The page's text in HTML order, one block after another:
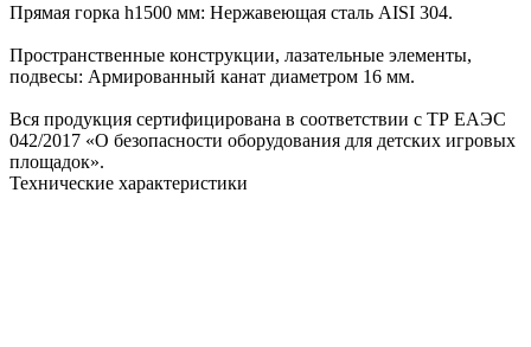
Прямая горка h1500 мм: Нержавеющая сталь AISI 304.
Пространственные конструкции, лазательные элементы,
подвесы: Армированный канат диаметром 16 мм.
Вся продукция сертифицирована в соответствии с ТР ЕАЭС
042/2017 «О безопасности оборудования для детских игровых
площадок».
Технические характеристики